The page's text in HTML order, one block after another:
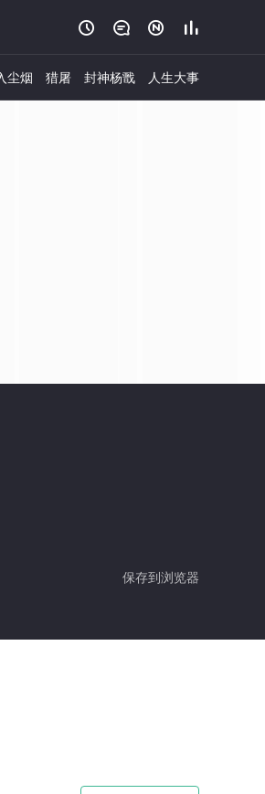
   
尘烟 猎屠 封神杨戬 人生大事
保存到浏览器